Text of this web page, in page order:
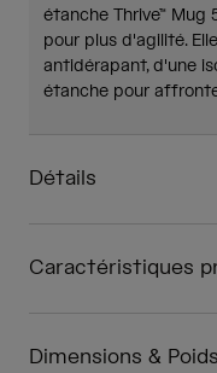
étanche Thrive™
pour plus d'agilité.
antidérapant, d'une
étanche pour
Détails
Caractéristiques
Dimensions & Poids